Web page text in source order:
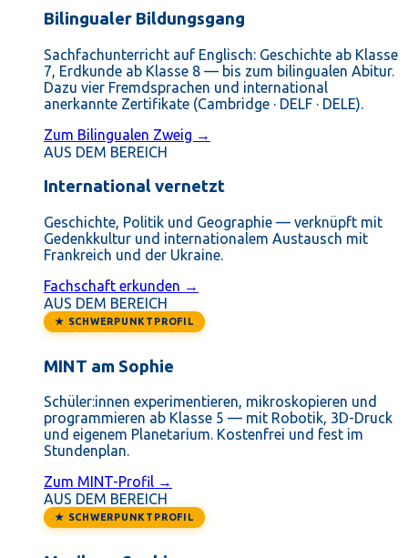
Bilingualer Bildungsgang
Sachfachunterricht auf Englisch: Geschichte ab Klasse
7, Erdkunde ab Klasse 8 — bis zum bilingualen Abitur.
Dazu vier Fremdsprachen und international
anerkannte Zertifikate (Cambridge · DELF · DELE).
Zum Bilingualen Zweig →
AUS DEM BEREICH
International vernetzt
Geschichte, Politik und Geographie — verknüpft mit
Gedenkkultur und internationalem Austausch mit
Frankreich und der Ukraine.
Fachschaft erkunden →
AUS DEM BEREICH
★ SCHWERPUNKTPROFIL
MINT am Sophie
Schüler:innen experimentieren, mikroskopieren und
programmieren ab Klasse 5 — mit Robotik, 3D-Druck
und eigenem Planetarium. Kostenfrei und fest im
Stundenplan.
Zum MINT-Profil →
AUS DEM BEREICH
★ SCHWERPUNKTPROFIL